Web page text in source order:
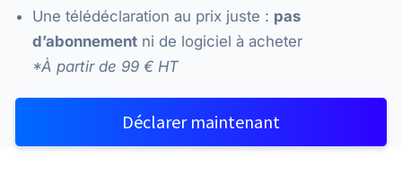
Une télédéclaration au prix juste : pas
d’abonnement ni de logiciel à acheter
*À partir de 99 € HT
Déclarer maintenant